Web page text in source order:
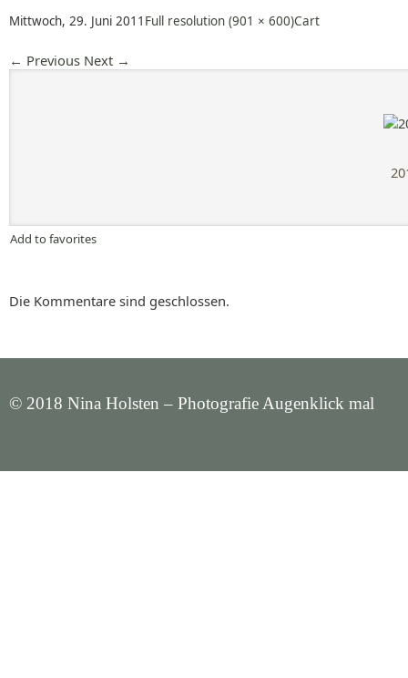
Mittwoch, 29. Juni 2011 Full resolution (901 × 600)Cart
← Previous Next →
Add to favorites
Die Kommentare sind geschlossen.
© 2018 Nina Holsten – Photografie Augenklick mal